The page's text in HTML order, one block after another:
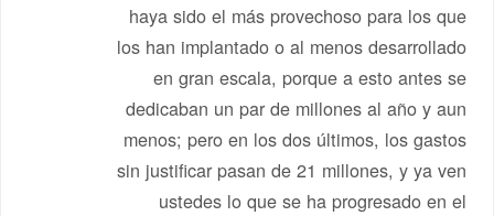
haya sido el más provechoso para los que
los han implantado o al menos desarrollado
en gran escala, porque a esto antes se
dedicaban un par de millones al año y aun
menos; pero en los dos últimos, los gastos
sin justificar pasan de 21 millones, y ya ven
ustedes lo que se ha progresado en el